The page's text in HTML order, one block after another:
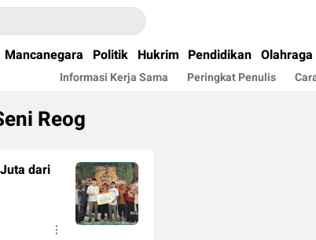
Mancanegara Politik Hukrim Pendidikan Olahraga
Informasi Kerja Sama Peringkat Penulis
Reog
dari